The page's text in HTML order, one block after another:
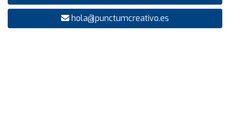
hola@punctumcreativo.es